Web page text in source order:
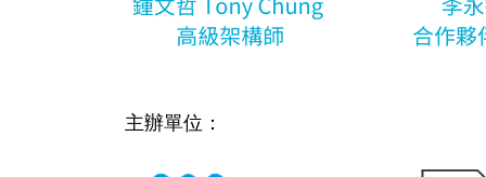
主辦單位：